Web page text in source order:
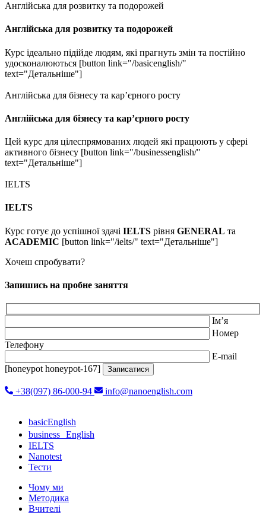
Англійська для розвитку та подорожей
Англійська для розвитку та подорожей
Курс ідеально підійде людям, які прагнуть змін та постійно
удосконалюються [button link="/basicenglish/"
text="Детальніше"]
Англійська для бізнесу та кар’єрного росту
Англійська для бізнесу та кар’єрного росту
Цей курс для цілеспрямованих людей які працюють у сфері
активного бізнесу [button link="/businessenglish/"
text="Детальніше"]
IELTS
IELTS
Курс готує до успішної здачі IELTS рівня GENERAL та
ACADEMIC [button link="/ielts/" text="Детальніше"]
Хочеш спробувати?
Запишись на пробне заняття
Ім’я
Номер
Телефону
E-mail
[honeypot honeypot-167]
+38(097) 86-000-94 info@nanoenglish.com
basicEnglish
business English
IELTS
Nanotest
Тести
Чому ми
Методика
Вчителі